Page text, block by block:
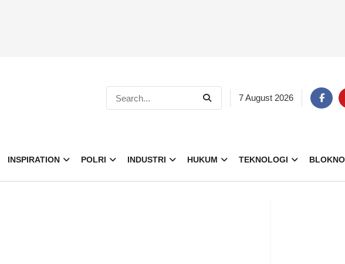
7 August 2026
INSPIRATION POLRI INDUSTRI HUKUM TEKNOLOGI